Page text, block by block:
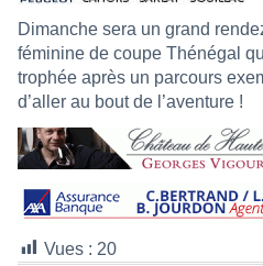
Dimanche sera un grand
féminine de coupe Thénégal
trophée après un parcours
d’aller au bout de l’aventure !
Vues : 20